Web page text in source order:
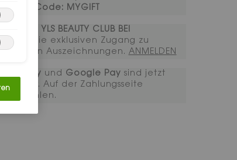
120€.
Code: MYGIFT
DEM YLS BEAUTY CLUB BEI​
Sie exklusiven Zugang zu
Auszeichnungen.​
ANMELDEN​​​​
Pay und Google Pay sind jetzt
Auf der Zahlungsseite